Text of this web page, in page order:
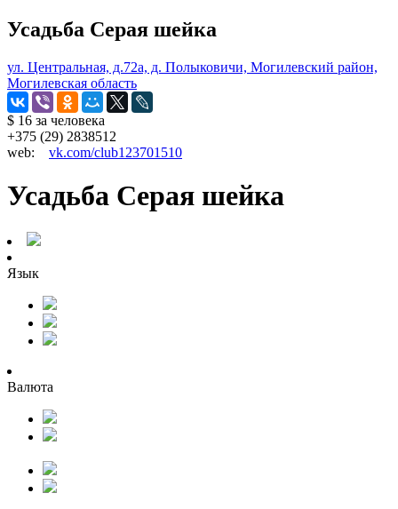
Усадьба Серая шейка
ул. Центральная, д.72а, д. Полыковичи, Могилевский район,
Могилевская область
$ 16 за человека
+375 (29) 2838512
web: vk.com/club123701510
Усадьба Серая шейка
Язык
Валюта